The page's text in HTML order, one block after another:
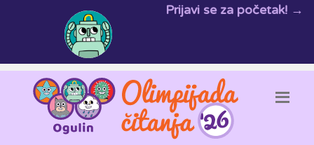
Prijavi se za početak! →